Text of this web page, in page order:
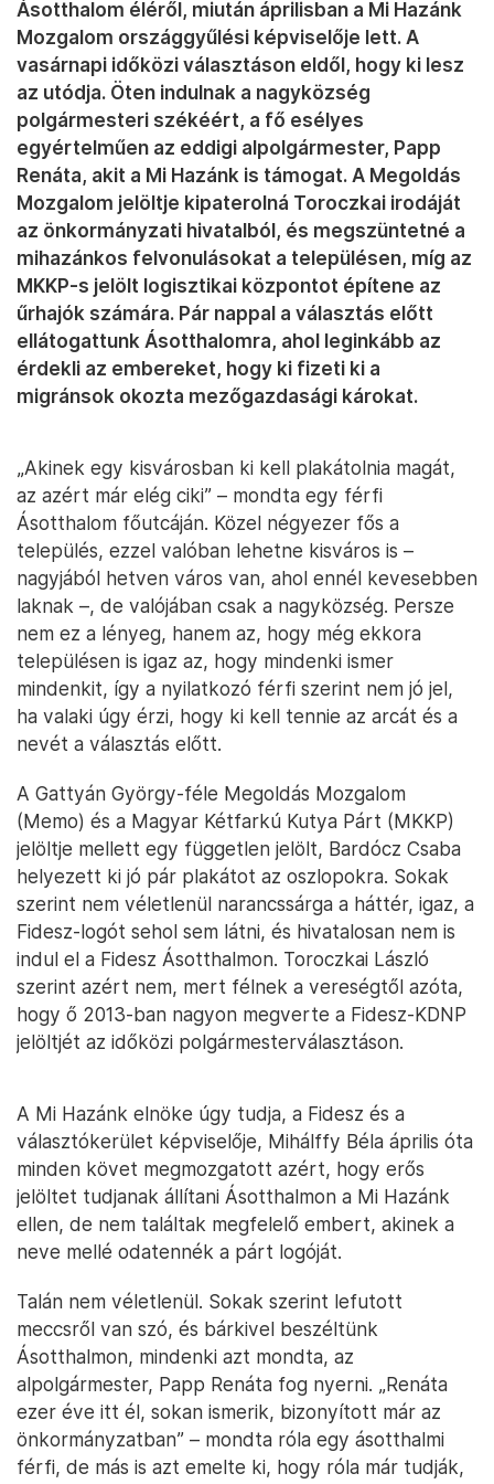
Ásotthalom éléről, miután áprilisban a Mi Hazánk
Mozgalom országgyűlési képviselője lett. A
vasárnapi időközi választáson eldől, hogy ki lesz
az utódja. Öten indulnak a nagyközség
polgármesteri székéért, a fő esélyes
egyértelműen az eddigi alpolgármester, Papp
Renáta, akit a Mi Hazánk is támogat. A Megoldás
Mozgalom jelöltje kipaterolná Toroczkai irodáját
az önkormányzati hivatalból, és megszüntetné a
mihazánkos felvonulásokat a településen, míg az
MKKP-s jelölt logisztikai központot építene az
űrhajók számára. Pár nappal a választás előtt
ellátogattunk Ásotthalomra, ahol leginkább az
érdekli az embereket, hogy ki fizeti ki a
migránsok okozta mezőgazdasági károkat.
„Akinek egy kisvárosban ki kell plakátolnia magát,
az azért már elég ciki” – mondta egy férfi
Ásotthalom főutcáján. Közel négyezer fős a
település, ezzel valóban lehetne kisváros is –
nagyjából hetven város van, ahol ennél kevesebben
laknak –, de valójában csak a nagyközség. Persze
nem ez a lényeg, hanem az, hogy még ekkora
településen is igaz az, hogy mindenki ismer
mindenkit, így a nyilatkozó férfi szerint nem jó jel,
ha valaki úgy érzi, hogy ki kell tennie az arcát és a
nevét a választás előtt.
A Gattyán György-féle Megoldás Mozgalom
(Memo) és a Magyar Kétfarkú Kutya Párt (MKKP)
jelöltje mellett egy független jelölt, Bardócz Csaba
helyezett ki jó pár plakátot az oszlopokra. Sokak
szerint nem véletlenül narancssárga a háttér, igaz, a
Fidesz-logót sehol sem látni, és hivatalosan nem is
indul el a Fidesz Ásotthalmon. Toroczkai László
szerint azért nem, mert félnek a vereségtől azóta,
hogy ő 2013-ban nagyon megverte a Fidesz-KDNP
jelöltjét az időközi polgármesterválasztáson.
A Mi Hazánk elnöke úgy tudja, a Fidesz és a
választókerület képviselője, Mihálffy Béla április óta
minden követ megmozgatott azért, hogy erős
jelöltet tudjanak állítani Ásotthalmon a Mi Hazánk
ellen, de nem találtak megfelelő embert, akinek a
neve mellé odatennék a párt logóját.
Talán nem véletlenül. Sokak szerint lefutott
meccsről van szó, és bárkivel beszéltünk
Ásotthalmon, mindenki azt mondta, az
alpolgármester, Papp Renáta fog nyerni. „Renáta
ezer éve itt él, sokan ismerik, bizonyított már az
önkormányzatban” – mondta róla egy ásotthalmi
férfi, de más is azt emelte ki, hogy róla már tudják,